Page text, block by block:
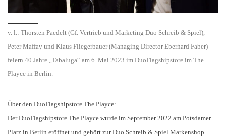
v. l.: Thorsten Paedelt (Gf. Vertrieb und Marketing Duo Schreib & Spiel),
Peter Maffay und Klaus Fliegerbauer (Managing Director Eberhard Faber)
feiern 40 Jahre „Tabaluga“ am 6. Mai 2023 im DuoFlagshipstore im The
Playce in Berlin.
Über den DuoFlagshipstore The Playce:
Der DuoFlagshipstore The Playce wurde im September 2022 am Potsdamer
Platz in Berlin eröffnet und gehört zur Duo Schreib & Spiel Markenshop